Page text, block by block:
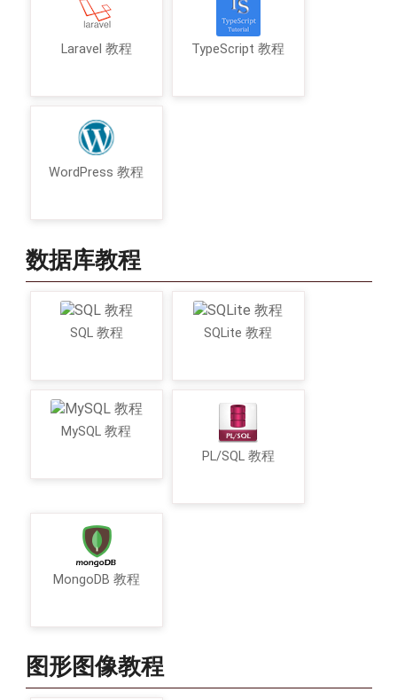
Laravel 教程 TypeScript 教程
WordPress 教程
数据库教程
SQL 教程 SQLite 教程
MySQL 教程
PL/SQL 教程
MongoDB 教程
图形图像教程